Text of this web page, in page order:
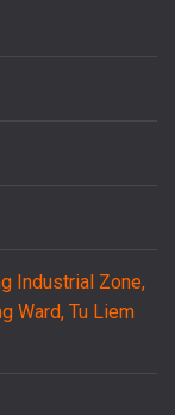
Industrial Zone,
Ward, Tu Liem